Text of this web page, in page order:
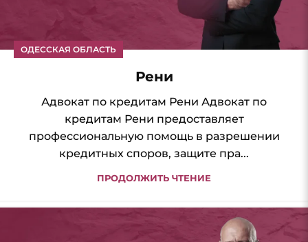
ОДЕССКАЯ ОБЛАСТЬ
Рени
Адвокат по кредитам Рени Адвокат по
кредитам Рени предоставляет
профессиональную помощь в разрешении
кредитных споров, защите пра...
ПРОДОЛЖИТЬ ЧТЕНИЕ